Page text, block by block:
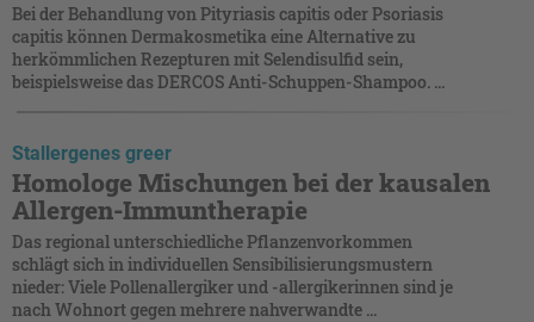
Bei der Behandlung von Pityriasis capitis oder ­Psoriasis
capitis können Dermakosmetika eine ­Alternative zu
herkömmlichen Rezepturen mit ­Selendisulfid sein,
beispielsweise das DERCOS Anti-Schuppen-Shampoo. ...
Stallergenes greer
Homologe Mischungen bei der kausalen
Allergen-Immuntherapie
Das regional unterschiedliche Pflanzenvorkommen
schlägt sich in individuellen Sensibilisierungsmustern
nieder: Viele Pollenallergiker und -allergikerinnen sind je
nach Wohnort gegen mehrere nahverwandte ­...